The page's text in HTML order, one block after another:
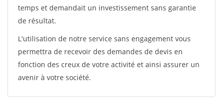
temps et demandait un investissement sans garantie
de résultat.
L'utilisation de notre service sans engagement vous
permettra de recevoir des demandes de devis en
fonction des creux de votre activité et ainsi assurer un
avenir à votre société.